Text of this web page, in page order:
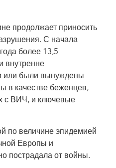
продолжает приносить
С начала
более 13,5
внутренне
или были вынуждены
в качестве беженцев,
с ВИЧ, и ключевые
по величине эпидемией
Европы и
пострадала от войны.